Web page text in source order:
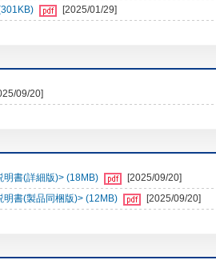
[2025/01/29]
09/20]
明書(詳細版)> (18MB)
[2025/09/20]
書(製品同梱版)> (12MB)
[2025/09/20]